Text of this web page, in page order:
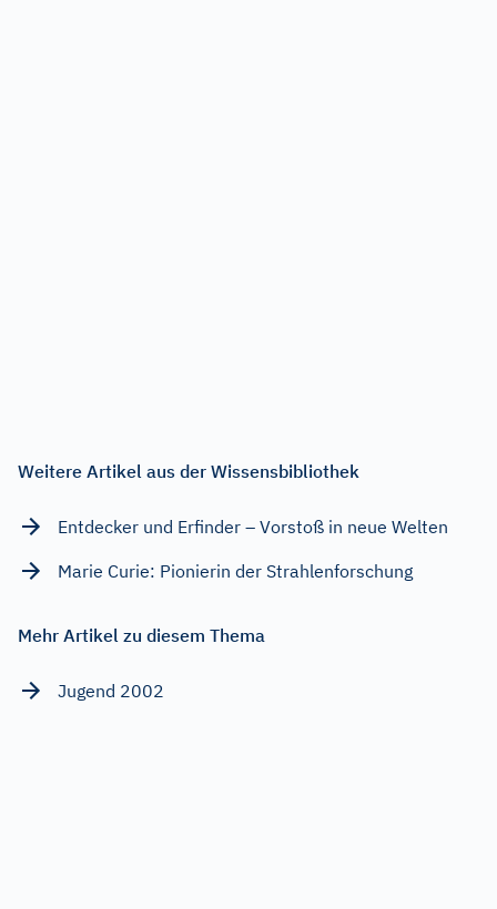
Weitere Artikel aus der Wissensbibliothek
Entdecker und Erfinder – Vorstoß in neue Welten
Marie Curie: Pionierin der Strahlenforschung
Mehr Artikel zu diesem Thema
Jugend 2002